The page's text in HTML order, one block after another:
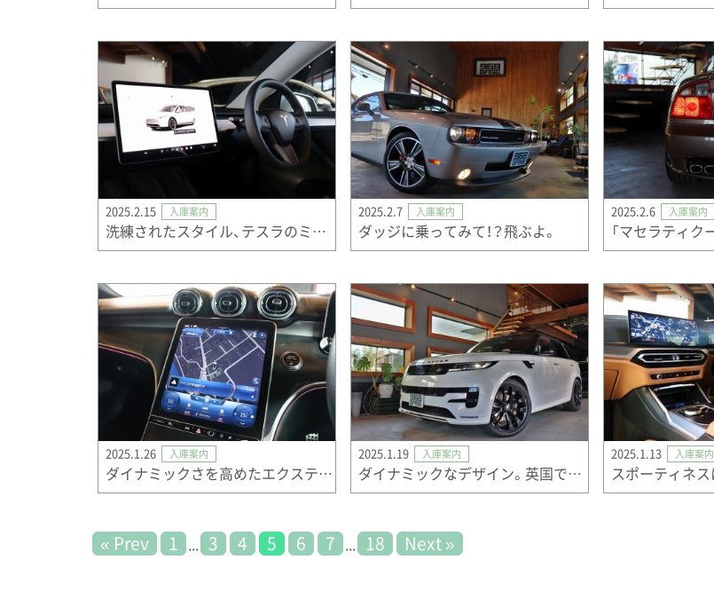
2025.2.15 入庫案内
洗練されたスタイル、テスラのミドルサイズＳＵＶ
2025.2.7 入庫案内
ダッジに乗ってみて！？飛ぶよ。
2025.2.6 入庫案内
2025.1.26 入庫案内
ダイナミックさを高めたエクステリアとクラスを超えた上質なインテリア
2025.1.19 入庫案内
ダイナミックなデザイン。英国での設計、製造。
2025.1.13 入庫案内
« Prev 1 ... 3 4 5 6 7 ... 18 Next »